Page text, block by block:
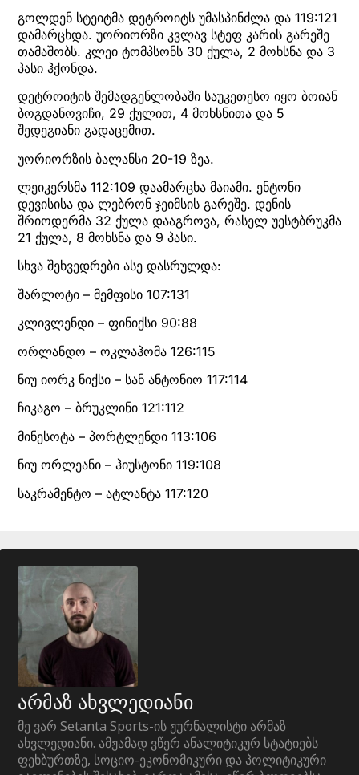
გოლდენ სტეიტმა დეტროიტს უმასპინძლა და 119:121
დამარცხდა. უორიორზი კვლავ სტეფ კარის გარეშე
თამაშობს. კლეი ტომპსონს 30 ქულა, 2 მოხსნა და 3
პასი ჰქონდა.
დეტროიტის შემადგენლობაში საუკეთესო იყო ბოიან
ბოგდანოვიჩი, 29 ქულით, 4 მოხსნითა და 5
შედეგიანი გადაცემით.
უორიორზის ბალანსი 20-19 ზეა.
ლეიკერსმა 112:109 დაამარცხა მაიამი. ენტონი
დევისისა და ლებრონ ჯეიმსის გარეშე. დენის
შრიოდერმა 32 ქულა დააგროვა, რასელ უესტბრუკმა
21 ქულა, 8 მოხსნა და 9 პასი.
სხვა შეხვედრები ასე დასრულდა:
შარლოტი – მემფისი 107:131
კლივლენდი – ფინიქსი 90:88
ორლანდო – ოკლაჰომა 126:115
ნიუ იორკ ნიქსი – სან ანტონიო 117:114
ჩიკაგო – ბრუკლინი 121:112
მინესოტა – პორტლენდი 113:106
ნიუ ორლეანი – ჰიუსტონი 119:108
საკრამენტო – ატლანტა 117:120
არმაზ ახვლედიანი
მე ვარ Setanta Sports-ის ჟურნალისტი არმაზ
ახვლედიანი. ამჟამად ვწერ ანალიტიკურ სტატიებს
ფეხბურთზე, სოციო-ეკონომიკური და პოლიტიკური